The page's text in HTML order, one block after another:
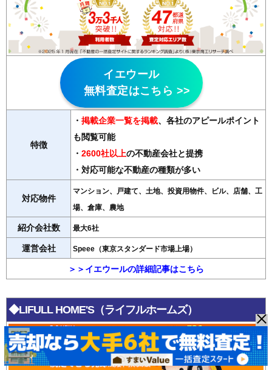
イエウール
無料査定はこちら >>
特徴
・ 掲載企業一覧を掲載、各社のアピールポイント
も閲覧可能
・ 2600社以上の不動産会社と提携
・対応可能な不動産の種類が多い
対応物件
マンション、戸建て、土地、投資用物件、ビル、店舗、工
場、倉庫、農地
紹介会社数 最大6社
運営会社 Speee（東京スタンダード市場上場）
＞＞イエウールの詳細記事はこちら
◆LIFULL HOME'S（ライフルホームズ）